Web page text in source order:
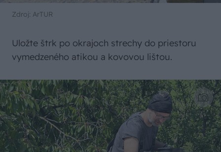
Zdroj: ArTUR
Uložte štrk po okrajoch strechy do priestoru
vymedzeného atikou a kovovou lištou.